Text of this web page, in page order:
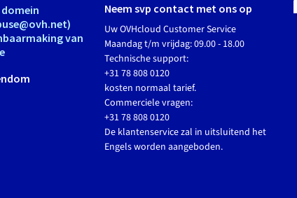
van
Neem svp contact met ons op
Uw OVHcloud Customer Service
Maandag t/m vrijdag: 09.00 - 18.00
Technische support:
+31 78 808 0120
kosten normaal tarief.
Commerciele vragen:
+31 78 808 0120
De klantenservice zal in uitsluitend het
Engels worden aangeboden.